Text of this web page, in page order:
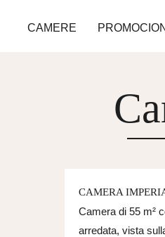
CAMERE
CAMERA
Camera di 55 m²
arredata, vista